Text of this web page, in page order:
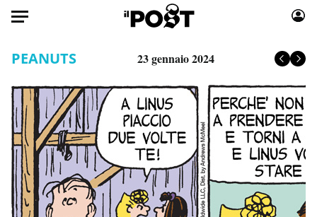
HOME
Italia
Mondo
Politica
Tecnologia
Internet
Moda
Libri
Consumismi
Storie/Idee
Ok Boomer!
PEANUTS 23 gennaio 2024